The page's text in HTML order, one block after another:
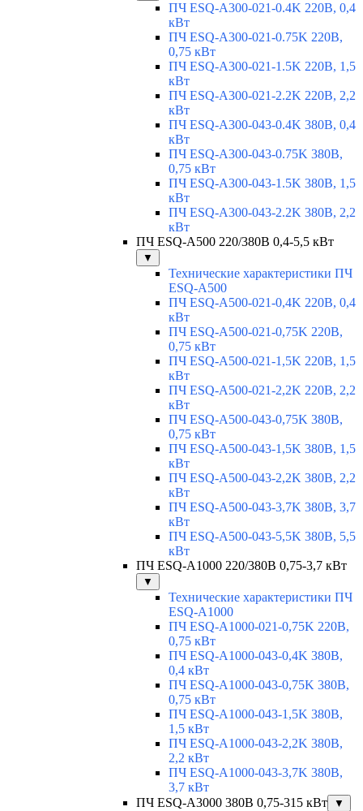
ПЧ ESQ-A300-021-0.4K 220В, 0,4
кВт
ПЧ ESQ-A300-021-0.75K 220В,
0,75 кВт
ПЧ ESQ-A300-021-1.5K 220В, 1,5
кВт
ПЧ ESQ-A300-021-2.2K 220В, 2,2
кВт
ПЧ ESQ-A300-043-0.4K 380В, 0,4
кВт
ПЧ ESQ-A300-043-0.75K 380В,
0,75 кВт
ПЧ ESQ-A300-043-1.5K 380В, 1,5
кВт
ПЧ ESQ-A300-043-2.2K 380В, 2,2
кВт
ПЧ ESQ-A500 220/380В 0,4-5,5 кВт
▼
Технические характеристики ПЧ
ESQ-A500
ПЧ ESQ-A500-021-0,4K 220В, 0,4
кВт
ПЧ ESQ-A500-021-0,75K 220В,
0,75 кВт
ПЧ ESQ-A500-021-1,5K 220В, 1,5
кВт
ПЧ ESQ-A500-021-2,2K 220В, 2,2
кВт
ПЧ ESQ-A500-043-0,75K 380В,
0,75 кВт
ПЧ ESQ-A500-043-1,5K 380В, 1,5
кВт
ПЧ ESQ-A500-043-2,2K 380В, 2,2
кВт
ПЧ ESQ-A500-043-3,7K 380В, 3,7
кВт
ПЧ ESQ-A500-043-5,5K 380В, 5,5
кВт
ПЧ ESQ-A1000 220/380В 0,75-3,7 кВт
▼
Технические характеристики ПЧ
ESQ-A1000
ПЧ ESQ-A1000-021-0,75K 220В,
0,75 кВт
ПЧ ESQ-A1000-043-0,4K 380В,
0,4 кВт
ПЧ ESQ-A1000-043-0,75K 380В,
0,75 кВт
ПЧ ESQ-A1000-043-1,5K 380В,
1,5 кВт
ПЧ ESQ-A1000-043-2,2K 380В,
2,2 кВт
ПЧ ESQ-A1000-043-3,7K 380В,
3,7 кВт
ПЧ ESQ-A3000 380В 0,75-315 кВт
▼